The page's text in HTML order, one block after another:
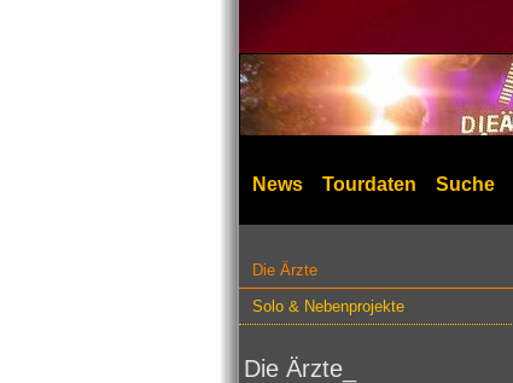
News Tourdaten Suche
Die Ärzte
Solo & Nebenprojekte
Die Ärzte_